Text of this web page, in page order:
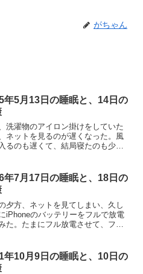
がちゃん
年5月13日の睡眠と、14日の
洗濯物のアイロン掛けをしていた
ネットを見るのが遅くなった。風
るのも遅くて、結局寝たのも少し
団が暑くて、目が覚めた。途中夏
剥いで、寝ていた...
年7月17日の睡眠と、18日の
夕方、ネットを見てしまい、久し
iPhoneのバッテリーをフルで放電
た。たまにフル放電させて、フル
かなか放電させるのは難しい。昨
年10月9日の睡眠と、10日の